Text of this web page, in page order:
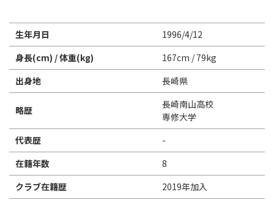
生年月日
1996/4/12
身長(cm) / 体重(kg)
167cm / 79kg
出身地
長崎県
略歴
長崎南山高校
専修大学
代表歴
-
在籍年数
8
クラブ在籍歴
2019年加入